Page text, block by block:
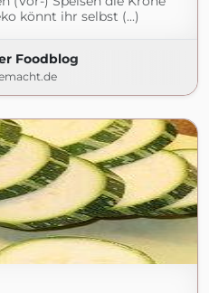
könnt ihr selbst (...)
Foodblog